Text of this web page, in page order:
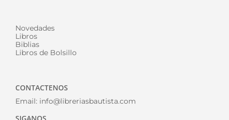
Novedades
Libros
Biblias
Libros de Bolsillo
CONTACTENOS
Email: info@libreriasbautista.com